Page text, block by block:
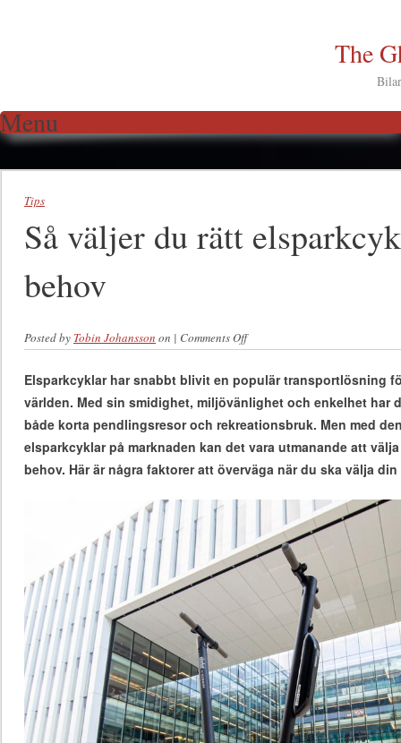
The
Menu
Tips
Så väljer du rätt
behov
Posted by Tobin Johansson on | Comments Offon Så väljer du rätt
Elsparkcyklar har snabbt blivit en populär transportlösning
världen. Med sin smidighet, miljövänlighet och enkelhet har
både korta pendlingsresor och rekreationsbruk. Men med
elsparkcyklar på marknaden kan det vara utmanande att
behov. Här är några faktorer att överväga när du ska välja